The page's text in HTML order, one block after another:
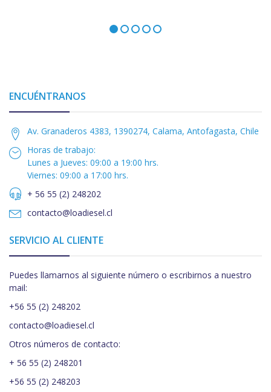
ENCUÉNTRANOS
Av. Granaderos 4383, 1390274, Calama, Antofagasta, Chile
Horas de trabajo:
Lunes a Jueves: 09:00 a 19:00 hrs.
Viernes: 09:00 a 17:00 hrs.
+ 56 55 (2) 248202
contacto@loadiesel.cl
SERVICIO AL CLIENTE
Puedes llamarnos al siguiente número o escribirnos a nuestro
mail:
+56 55 (2) 248202
contacto@loadiesel.cl
Otros números de contacto:
+ 56 55 (2) 248201
+56 55 (2) 248203